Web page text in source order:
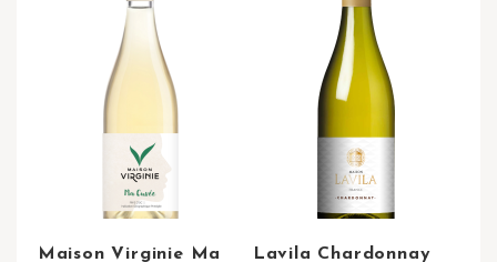
Maison Virginie Ma
Lavila Chardonnay